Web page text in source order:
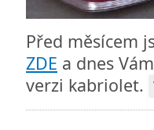
Před měsícem
ZDE a dnes
verzi kabriolet.